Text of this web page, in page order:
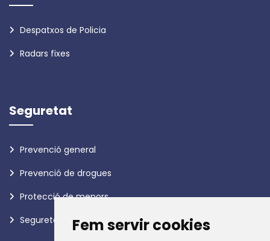
Fem servir cookies
Despatxos de Policia
Radars fixes
Seguretat
Prevenció general
Prevenció de drogues
Protecció de menors
Seguretat a Internet